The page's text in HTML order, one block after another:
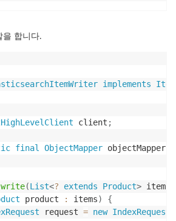
을 합니다.
implements
client ;
final ObjectMapper objectMapper
write(List<? extends Product> items
product : items)
{
request = new IndexRequest